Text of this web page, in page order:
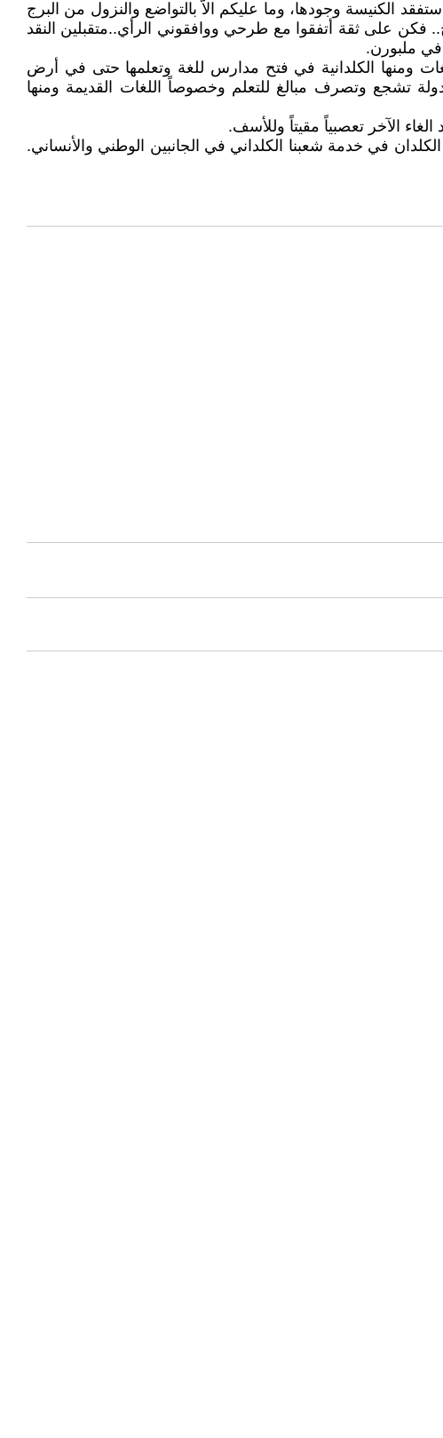
الكنيسة وجودها، وما عليكم الاّ بالتواضع والنزول من البرج
فكن على ثقة أتفقوا مع طرحي ووافقوني الرأي..متقبلين النقد
في ملبورن.
ومنها الكلدانية في فتح مدارس للغة وتعلمها حتى في أرض
تشجع وتصرف مبالغ للتعلم وخصوصاً اللغات القديمة ومنها
الآخر تعصبياً مقيتاً وللأسف.
في خدمة شعبنا الكلداني في الجانبين الوطني والأنساني.